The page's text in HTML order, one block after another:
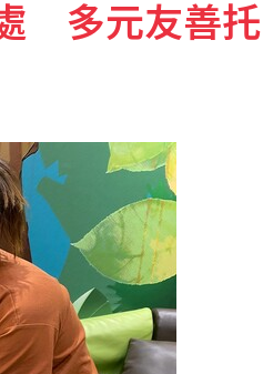
挺清除障礙
認了
多元友善托